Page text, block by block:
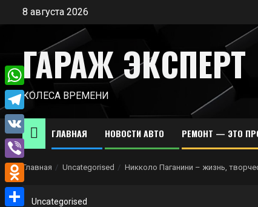
Перейти8 августа 2026
ГАРАЖ ЭКСПЕРТ
КОЛЕСА ВРЕМЕНИ
ГЛАВНАЯ НОВОСТИ АВТО РЕМОНТ — ЭТО
Главная Uncategorised Никколо Паганини – жизнь,
Uncategorised
WhatsApp
Telegram
VK
Viber
Odnoklassniki